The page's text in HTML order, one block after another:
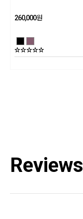
202601
260,000원
Reviews